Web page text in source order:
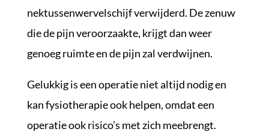
nektussenwervelschijf verwijderd. De zenuw
die de pijn veroorzaakte, krijgt dan weer
genoeg ruimte en de pijn zal verdwijnen.
Gelukkig is een operatie niet altijd nodig en
kan fysiotherapie ook helpen, omdat een
operatie ook risico’s met zich meebrengt.